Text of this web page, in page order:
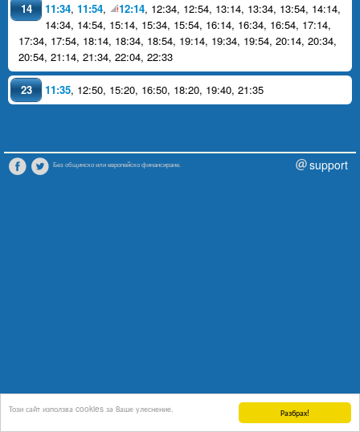
Разбрах!
Този сайт използва cookies за Ваше улеснение.
14 11:34, 11:54, 12:14, 12:34, 12:54, 13:14, 13:34, 13:54, 14:14,
14:34, 14:54, 15:14, 15:34, 15:54, 16:14, 16:34, 16:54, 17:14,
17:34, 17:54, 18:14, 18:34, 18:54, 19:14, 19:34, 19:54, 20:14, 20:34,
20:54, 21:14, 21:34, 22:04, 22:33
23 11:35, 12:50, 15:20, 16:50, 18:20, 19:40, 21:35
Без общинско или европейско финансиране. support